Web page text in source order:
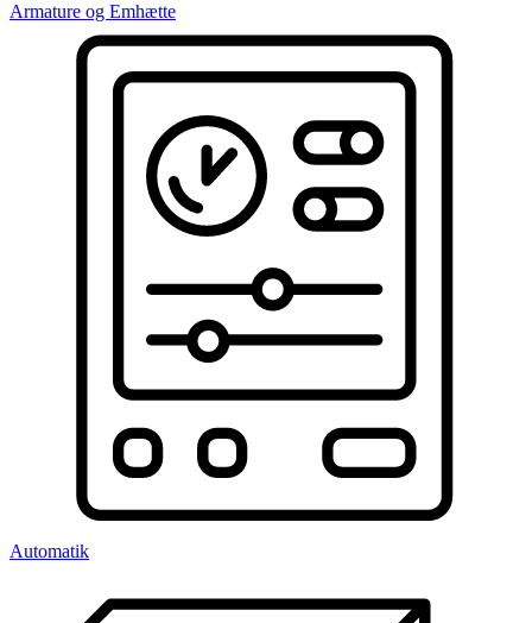
Armature og Emhætte
Automatik